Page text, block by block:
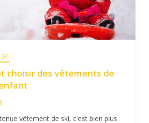
choisir des vêtements de
vêtement de ski, c'est bien plus